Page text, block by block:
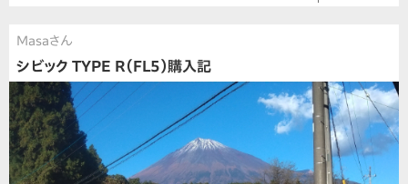
Masaさん
シビック TYPE R（FL5）購入記